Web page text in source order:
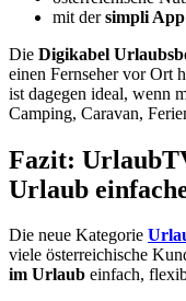
mit dersimpli App
Die Digikabel
einen Fernseher vor Ort
ist dagegen ideal, wenn
Camping, Caravan,
Fazit:
Urlaub
Die neue Kategorie
viele österreichische
im Urlaub einfach,